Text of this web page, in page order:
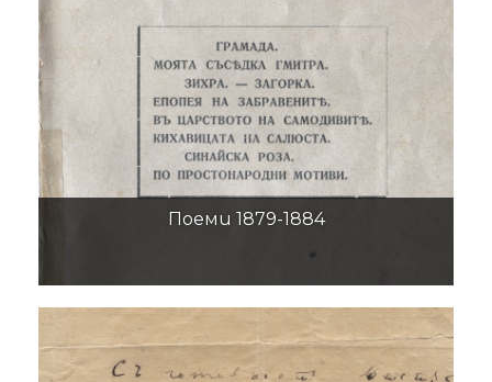
Поеми 1879-1884